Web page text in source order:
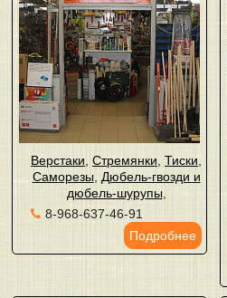
Верстаки ,Стремянки ,Тиски
Саморезы, Дюбель-гвозди и
дюбель-шурупы,
8-968-637-46-91
Подробнее